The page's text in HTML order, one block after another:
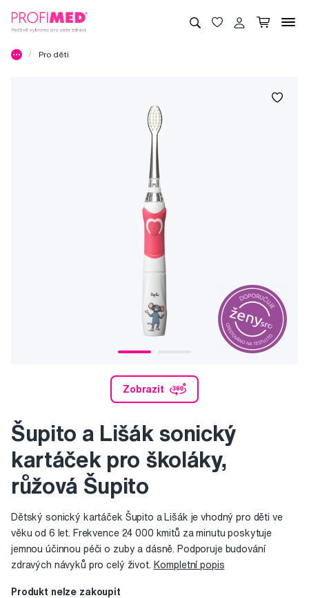
Pro děti
Zobrazit
Šupito a Lišák sonický
kartáček pro školáky,
růžová Šupito
Dětský sonický kartáček Šupito a Lišák je vhodný pro děti ve
věku od 6 let. Frekvence 24 000 kmitů za minutu poskytuje
jemnou účinnou péči o zuby a dásně. Podporuje budování
zdravých návyků pro celý život. Kompletní popis
Produkt nelze zakoupit